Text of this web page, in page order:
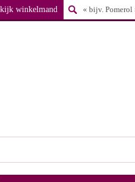
winkelmand